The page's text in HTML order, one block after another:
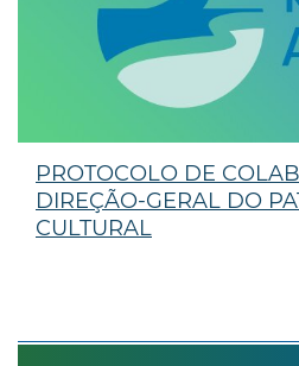
PROTOCOLO DE
DIREÇÃO-GERAL DO
CULTURAL